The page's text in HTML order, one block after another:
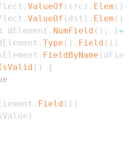
. ValueOf ( src ) . Elem ( )
. ValueOf ( dst ) . Elem ( )
dElement . NumField ( ) ; i++
. Type ( ) . Field ( i )
. FieldByName (
( )
{
. Field ( i )
)